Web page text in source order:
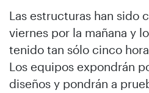
Las estructuras han sido
viernes por la mañana y
tenido tan sólo cinco
Los equipos expondrán
diseños y pondrán a